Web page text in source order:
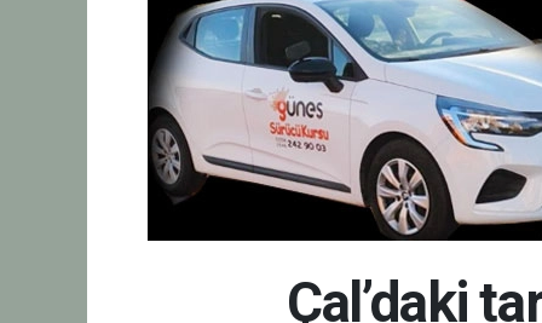
Çal’daki